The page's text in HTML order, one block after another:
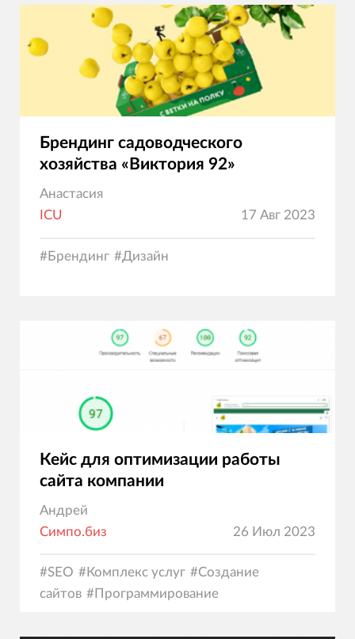
Брендинг садоводческого
хозяйства «Виктория 92»
Анастасия
ICU
17 Авг 2023
#Брендинг #Дизайн
Кейс для оптимизации работы
сайта компании
Андрей
Симпо.биз
26 Июл 2023
#SEO #Комплекс услуг #Создание
сайтов #Программирование